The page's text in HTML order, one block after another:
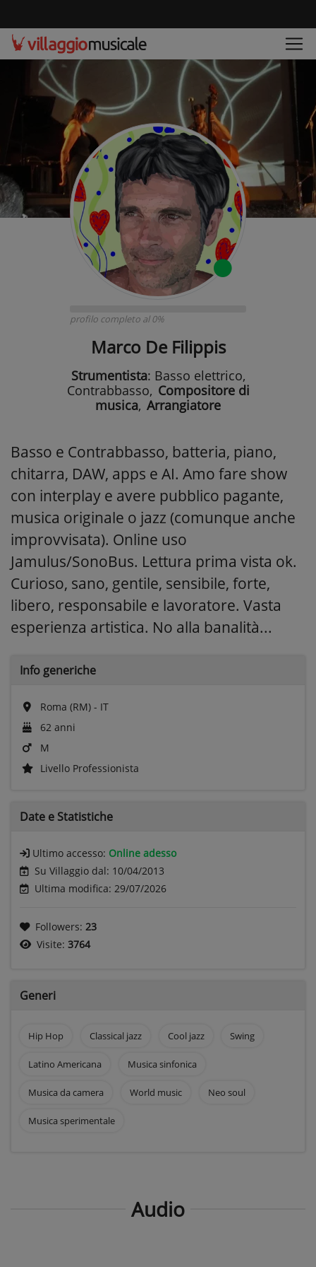
profilo completo al 0%
Marco De Filippis
Strumentista: Basso elettrico,
Contrabbasso, Compositore di
musica, Arrangiatore
Basso e Contrabbasso, batteria, piano,
chitarra, DAW, apps e AI. Amo fare show
con interplay e avere pubblico pagante,
musica originale o jazz (comunque anche
improvvisata). Online uso
Jamulus/SonoBus. Lettura prima vista ok.
Curioso, sano, gentile, sensibile, forte,
libero, responsabile e lavoratore. Vasta
esperienza artistica. No alla banalità...
Info generiche
Roma (RM) - IT
62 anni
M
Livello Professionista
Date e Statistiche
Ultimo accesso: Online adesso
Su Villaggio dal: 10/04/2013
Ultima modifica: 29/07/2026
Followers: 23
Visite: 3764
Generi
Hip Hop Classical jazz Cool jazz Swing
Latino Americana Musica sinfonica
Musica da camera World music Neo soul
Musica sperimentale
Audio